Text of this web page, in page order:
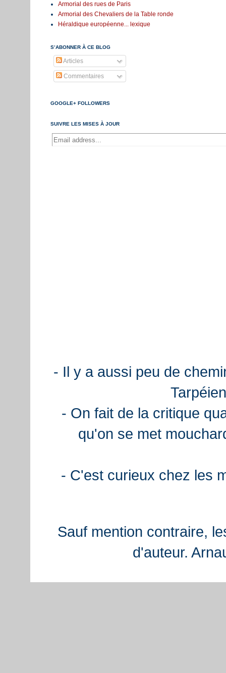
Armorial des rues de Paris
Armorial des Chevaliers de la Table ronde
Héraldique européenne... lexique
S’ABONNER À CE BLOG
Articles
Commentaires
GOOGLE+ FOLLOWERS
SUIVRE LES MISES À JOUR
- Il y a aussi peu de
- On fait de la critique
qu'on se met
- C'est curieux chez les
Sauf mention contraire,
d'auteur.